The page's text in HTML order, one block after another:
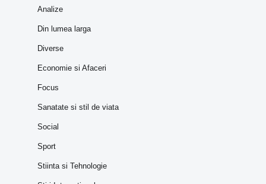
Analize
Din lumea larga
Diverse
Economie si Afaceri
Focus
Sanatate si stil de viata
Social
Sport
Stiinta si Tehnologie